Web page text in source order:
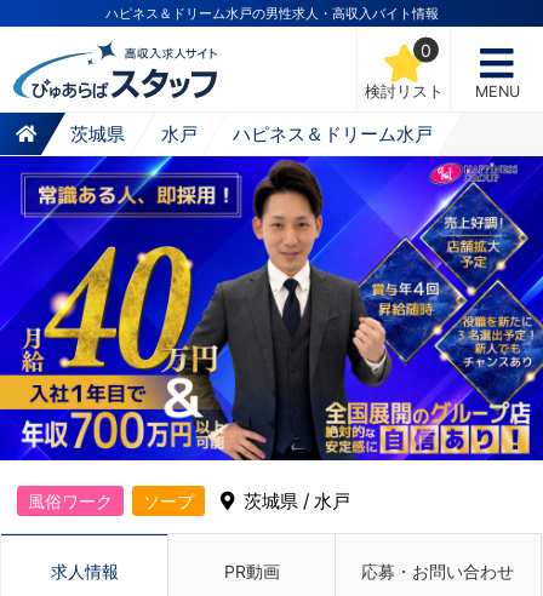
ハピネス＆ドリーム水戸の男性求人・高収入バイト情報
検討リスト
0
MENU
茨城県 水戸 ハピネス＆ドリーム水戸
風俗ワーク ソープ 茨城県 / 水戸
求人情報 PR動画 応募・お問い合わせ